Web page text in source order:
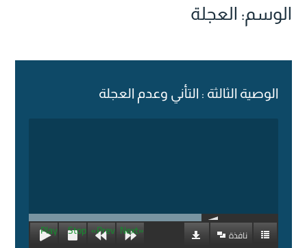
الوسم: العجلة
الوصية الثالثة : التأني وعدم العجلة
Play Stop Next»
«Prev نافذة